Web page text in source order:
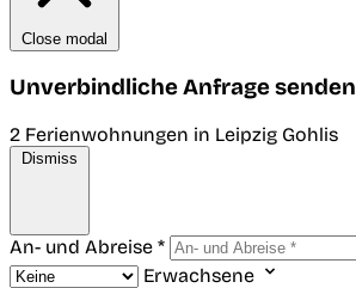
Close modal
Unverbindliche Anfrage senden
2 Ferienwohnungen in Leipzig Gohlis
Dismiss
An- und Abreise *
Erwachsene